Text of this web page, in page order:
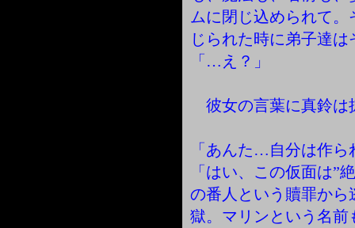
ムに閉じ込められて
じられた時に弟子達
「…え？」
彼女の言葉に真鈴は
「あんた…自分は作
「はい、この仮面は”
の番人という贖罪か
獄。マリンという名